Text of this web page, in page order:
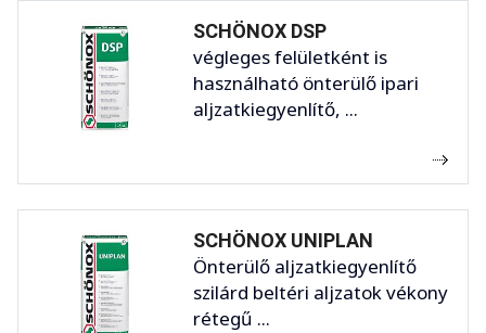
SCHÖNOX DSP
végleges felületként is
használható önterülő ipari
aljzatkiegyenlítő, ...
SCHÖNOX UNIPLAN
Önterülő aljzatkiegyenlítő
szilárd beltéri aljzatok vékony
rétegű ...